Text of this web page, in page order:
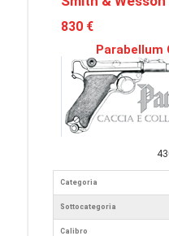
830 €
Parabellum
Categoria
Sottocategoria
Calibro